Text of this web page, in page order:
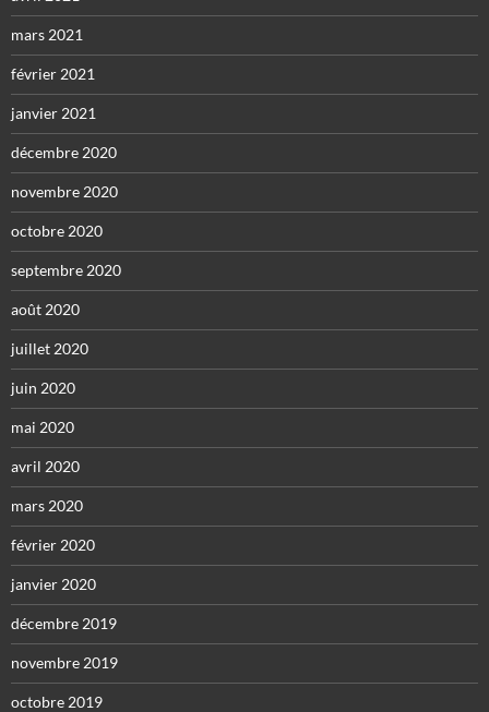
mars 2021
février 2021
janvier 2021
décembre 2020
novembre 2020
octobre 2020
septembre 2020
août 2020
juillet 2020
juin 2020
mai 2020
avril 2020
mars 2020
février 2020
janvier 2020
décembre 2019
novembre 2019
octobre 2019